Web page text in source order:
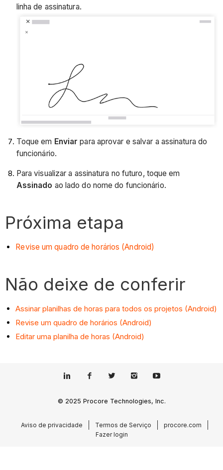
linha de assinatura.
Toque em Enviar para aprovar e salvar a assinatura do
funcionário.
Para visualizar a assinatura no futuro, toque em
Assinado ao lado do nome do funcionário.
Próxima etapa
Revise um quadro de horários (Android)
Não deixe de conferir
Assinar planilhas de horas para todos os projetos (Android)
Revise um quadro de horários (Android)
Editar uma planilha de horas (Android)
© 2025 Procore Technologies, Inc.
Aviso de privacidade Termos de Serviço
procore.com
Fazer login